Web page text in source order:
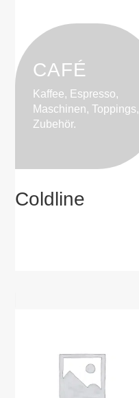
CAFÉ
Kaffee, Espresso,
Maschinen, Toppings,
Zubehör.
Coldline